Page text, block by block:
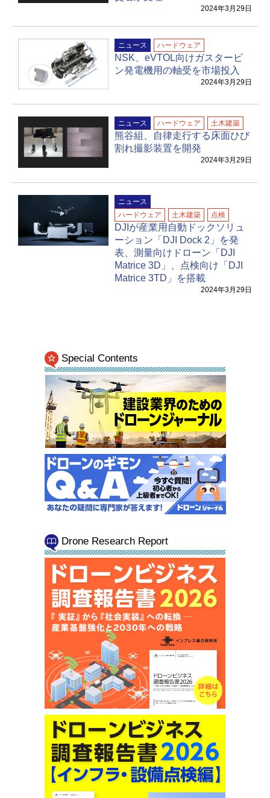
2024年3月29日
ニュース ハードウェア
NSK、eVTOL向けガスタービ
ン発電機用の軸受を市場投入
2024年3月29日
ニュース ハードウェア 土木建築
熊谷組、自律走行する床面ひび
割れ撮影装置を開発
2024年3月29日
ニュース
ハードウェア
土木建築 点検
DJIが産業用自動ドックソリュ
ーション「DJI Dock 2」を発
表、測量向けドローン「DJI
Matrice 3D」、点検向け「DJI
Matrice 3TD」を搭載
2024年3月29日
Special Contents
Drone Research Report